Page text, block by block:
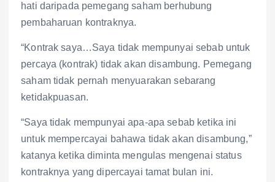
hati daripada pemegang saham berhubung
pembaharuan kontraknya.
“Kontrak saya…Saya tidak mempunyai sebab untuk
percaya (kontrak) tidak akan disambung. Pemegang
saham tidak pernah menyuarakan sebarang
ketidakpuasan.
“Saya tidak mempunyai apa-apa sebab ketika ini
untuk mempercayai bahawa tidak akan disambung,”
katanya ketika diminta mengulas mengenai status
kontraknya yang dipercayai tamat bulan ini.